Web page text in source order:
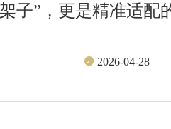
子”，更是精准适配
2026-04-28